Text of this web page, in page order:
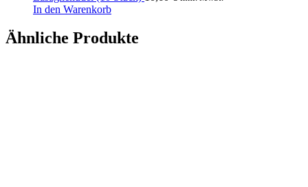
In den Warenkorb
Ähnliche Produkte